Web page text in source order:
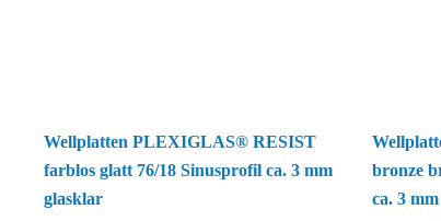
Wellplatten PLEXIGLAS® RESIST
farblos glatt 76/18 Sinusprofil ca. 3 mm
glasklar
bronze
ca. 3 mm